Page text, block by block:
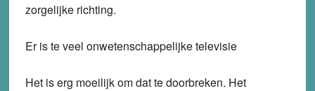
zorgelijke richting.
Er is te veel onwetenschappelijke televisie
Het is erg moeilijk om dat te doorbreken. Het